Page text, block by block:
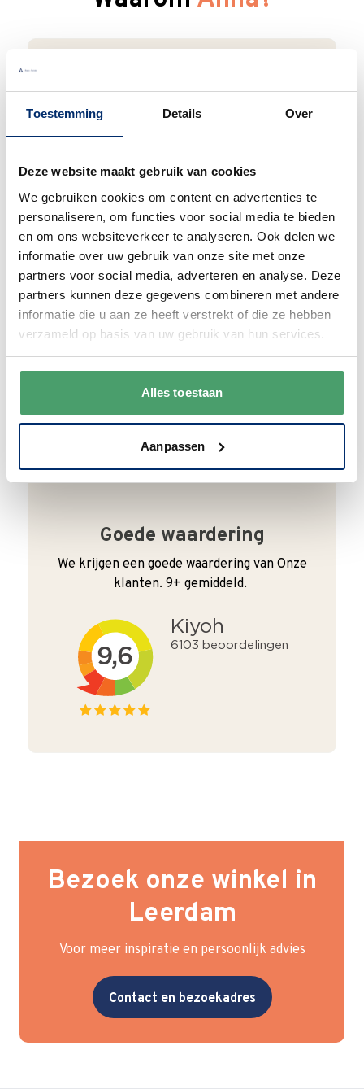
Toestemming Details Over
Deze website maakt gebruik van cookies
We gebruiken cookies om content en advertenties te
personaliseren, om functies voor social media te bieden
en om ons websiteverkeer te analyseren. Ook delen we
informatie over uw gebruik van onze site met onze
partners voor social media, adverteren en analyse. Deze
partners kunnen deze gegevens combineren met andere
informatie die u aan ze heeft verstrekt of die ze hebben
verzameld op basis van uw gebruik van hun services.
Alles toestaan
Aanpassen
Bel gerust
Wij begrijpen dat je als klant het fijn vindt
gewoon. We zijn bereikbaar vanmaandag
t/m vrijdag van 9:00 - 17:00.
0345 63 30 01
Duurzaam
We verpakken onze producten zorgvuldig
en duurzaam met hergebruikt karton en
papier.Vanaf € 55,-wordt jouw bestelling
Goede waardering
We krijgen een goede waardering van Onze
klanten. 9+ gemiddeld.
Bezoek onze winkel in
Leerdam
Voor meer inspiratie en persoonlijk advies
Contact en bezoekadres